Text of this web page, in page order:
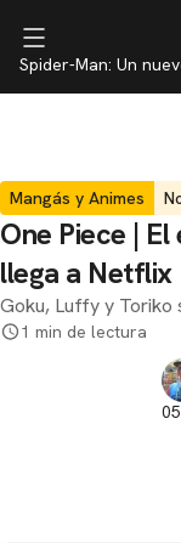
Spider-Man: Un
Mangás y Animes
One Piece |
llega a Netflix
Goku, Luffy y Toriko
1 min de lectura